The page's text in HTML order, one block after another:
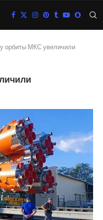
орбиты МКС увеличили